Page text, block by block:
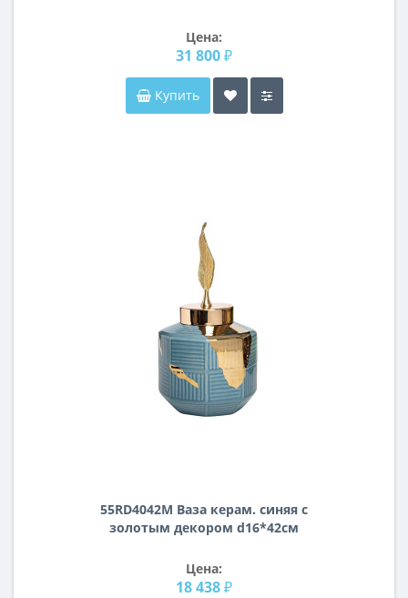
Цена:
31 800 ₽
Купить
55RD4042М Ваза керам. синяя с
золотым декором d16*42см
Цена:
18 438 ₽